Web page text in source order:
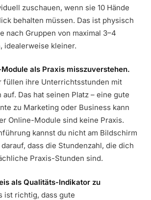
zuschauen, wenn sie 10 Hände
behalten müssen. Das ist physisch
nach Gruppen von maximal 3–4
idealerweise kleiner.
als Praxis misszuverstehen.
füllen ihre Unterrichtsstunden mit
Das hat seinen Platz – eine gute
zu Marketing oder Business kann
Online-Module sind keine Praxis.
kannst du nicht am Bildschirm
dass die Stundenzahl, die dich
Praxis-Stunden sind.
als Qualitäts-Indikator zu
ist richtig, dass gute